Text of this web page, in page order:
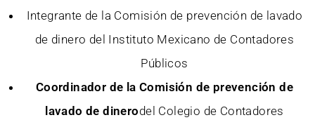
Integrante de la Comisión de prevención de lavado
de dinero del Instituto Mexicano de Contadores
Públicos
Coordinador de la Comisión de prevención de
lavado de dinerodel Colegio de Contadores